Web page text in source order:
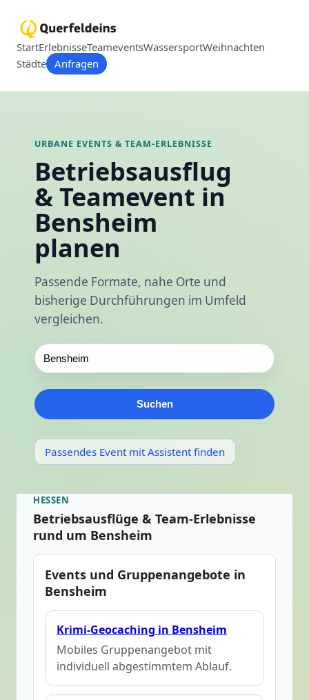
StartErlebnisseTeameventsWassersportWeihnachten
Städte Anfragen
URBANE EVENTS & TEAM-ERLEBNISSE
Betriebsausflug
& Teamevent in
Bensheim
planen
Passende Formate, nahe Orte und
bisherige Durchführungen im Umfeld
vergleichen.
Suchen
Passendes Event mit Assistent finden
HESSEN
Betriebsausflüge & Team-Erlebnisse
rund um Bensheim
Events und Gruppenangebote in
Bensheim
Krimi-Geocaching in Bensheim
Mobiles Gruppenangebot mit
individuell abgestimmtem Ablauf.